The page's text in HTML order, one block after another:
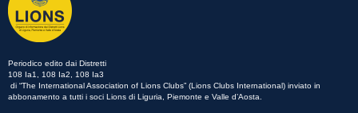
Periodico edito dai Distretti
108 Ia1, 108 Ia2, 108 Ia3
di “The International Association of Lions Clubs” (Lions Clubs International) inviato in
abbonamento a tutti i soci Lions di Liguria, Piemonte e Valle d’Aosta.